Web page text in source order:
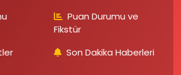
Puan Durumu ve
Fikstür
Son Dakika Haberleri